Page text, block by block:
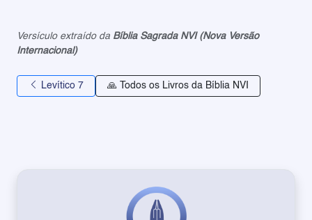
Versículo extraído da Bíblia Sagrada NVI (Nova Versão
Internacional)
Levítico 7 🙏 Todos os Livros da Bíblia NVI